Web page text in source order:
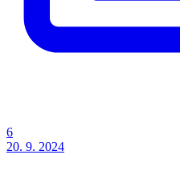
6
20. 9. 2024